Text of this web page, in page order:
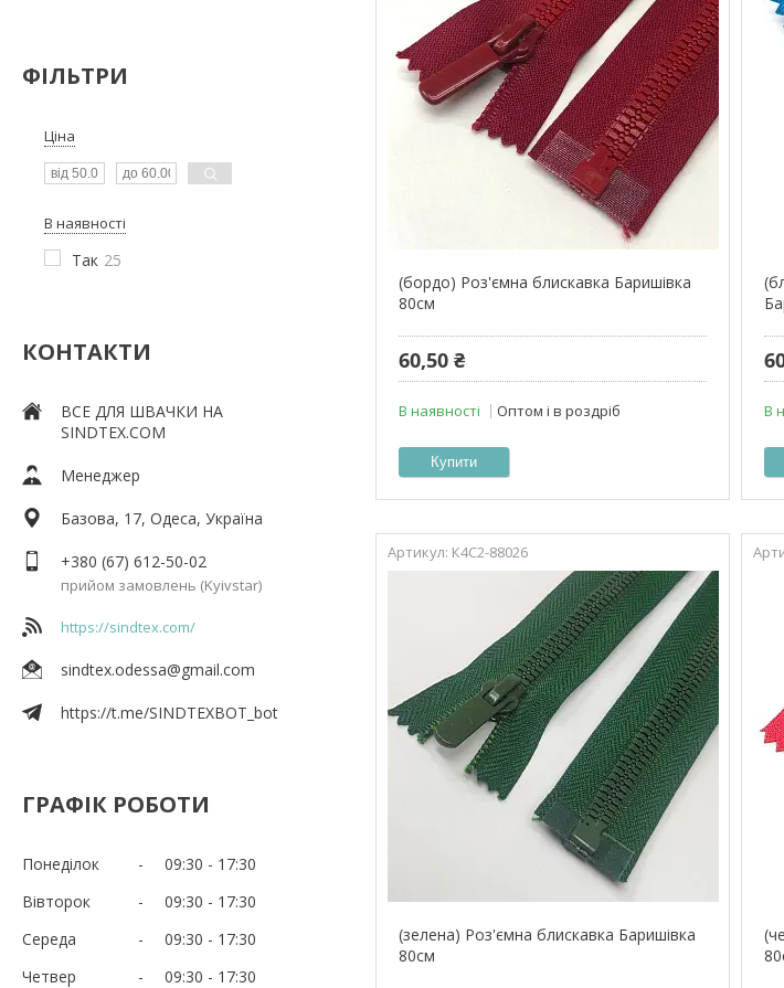
ФІЛЬТРИ
Ціна
В наявності
Так 25
КОНТАКТИ
ВСЕ ДЛЯ ШВАЧКИ НА
SINDTEX.COM
Менеджер
Базова, 17, Одеса, Україна
+380 (67) 612-50-02
прийом замовлень (Kyivstar)
https://sindtex.com/
sindtex.odessa@gmail.com
https://t.me/SINDTEXBOT_bot
ГРАФІК РОБОТИ
Понеділок 09:30
17:30
Вівторок
09:30
17:30
Середа
09:30
17:30
Четвер
09:30
17:30
(бордо) Роз'ємна блискавка Баришівка
80см
60,50 ₴
В наявності Оптом і в роздріб
Купити
В
К4С2-88026
(зелена) Роз'ємна блискавка Баришівка
80см